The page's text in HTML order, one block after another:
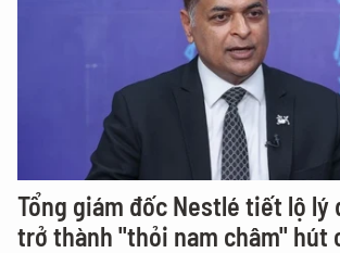
Tổng giám đốc Nestlé tiết lộ lý
trở thành "thỏi nam châm" hút